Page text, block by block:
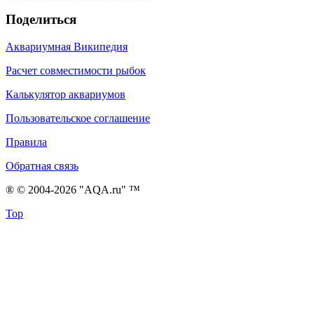
Поделиться
Аквариумная Википедия
Расчет совместимости рыбок
Калькулятор аквариумов
Пользовательское соглашение
Правила
Обратная связь
® © 2004-2026 "AQA.ru" ™
Top